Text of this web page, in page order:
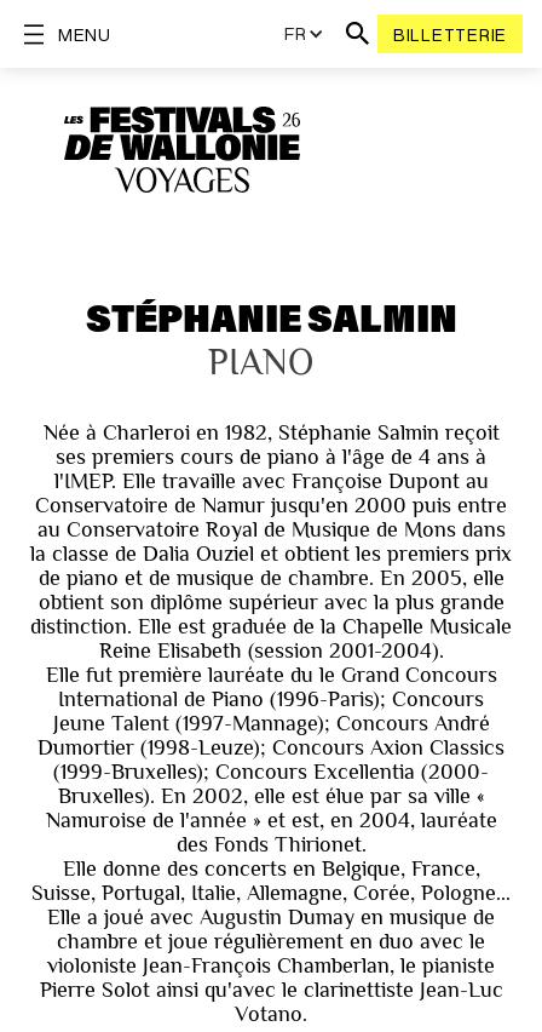
FR BILLETTERIE
MENU
STÉPHANIE SALMIN
PIANO
Née à Charleroi en 1982, Stéphanie Salmin reçoit
ses premiers cours de piano à l'âge de 4 ans à
l'IMEP. Elle travaille avec Françoise Dupont au
Conservatoire de Namur jusqu'en 2000 puis entre
au Conservatoire Royal de Musique de Mons dans
la classe de Dalia Ouziel et obtient les premiers prix
de piano et de musique de chambre. En 2005, elle
obtient son diplôme supérieur avec la plus grande
distinction. Elle est graduée de la Chapelle Musicale
Reine Elisabeth (session 2001-2004).
Elle fut première lauréate du le Grand Concours
International de Piano (1996-Paris); Concours
Jeune Talent (1997-Mannage); Concours André
Dumortier (1998-Leuze); Concours Axion Classics
(1999-Bruxelles); Concours Excellentia (2000-
Bruxelles). En 2002, elle est élue par sa ville «
Namuroise de l'année » et est, en 2004, lauréate
des Fonds Thirionet.
Elle donne des concerts en Belgique, France,
Suisse, Portugal, Italie, Allemagne, Corée, Pologne...
Elle a joué avec Augustin Dumay en musique de
chambre et joue régulièrement en duo avec le
violoniste Jean-François Chamberlan, le pianiste
Pierre Solot ainsi qu'avec le clarinettiste Jean-Luc
Votano.